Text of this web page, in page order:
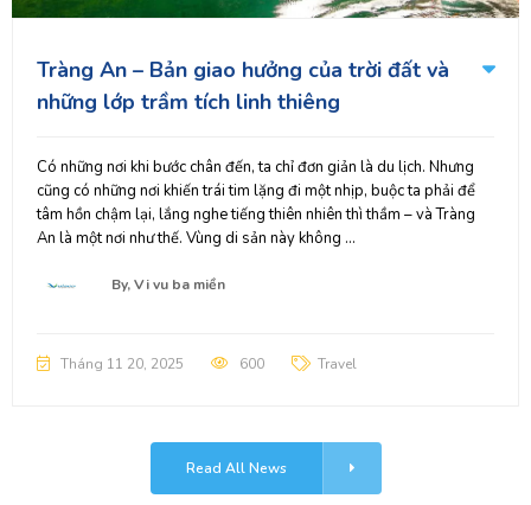
Tràng An – Bản giao hưởng của trời đất và
những lớp trầm tích linh thiêng
Có những nơi khi bước chân đến, ta chỉ đơn giản là du lịch. Nhưng
cũng có những nơi khiến trái tim lặng đi một nhịp, buộc ta phải để
tâm hồn chậm lại, lắng nghe tiếng thiên nhiên thì thầm – và Tràng
An là một nơi như thế. Vùng di sản này không ...
By,Vi vu ba miền
Tháng 11 20, 2025 600 Travel
Read All News